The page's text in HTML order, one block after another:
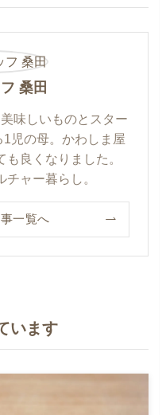
桑田
味しいものとスター
児の母。かわしま屋
良くなりました。
ャー暮らし。
一覧へ
います